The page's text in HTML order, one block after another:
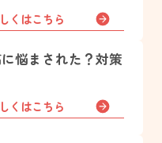
くはこちら
悩まされた？対策
くはこちら